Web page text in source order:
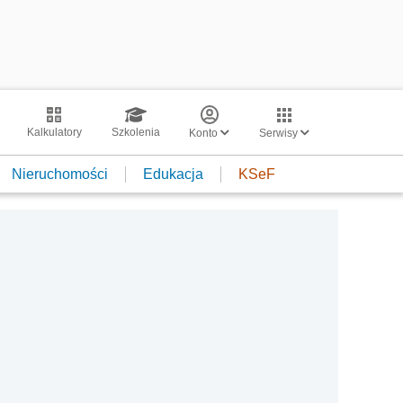
Kalkulatory Szkolenia Konto Serwisy
Nieruchomości Edukacja KSeF